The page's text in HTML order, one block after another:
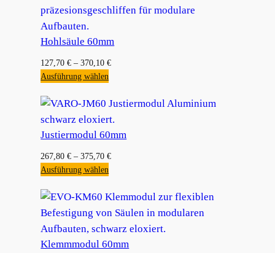
Hohlsäule 60mm
127,70€ –370,10€
Ausführung wählen
Justiermodul 60mm
267,80€ –375,70€
Ausführung wählen
Klemmmodul 60mm